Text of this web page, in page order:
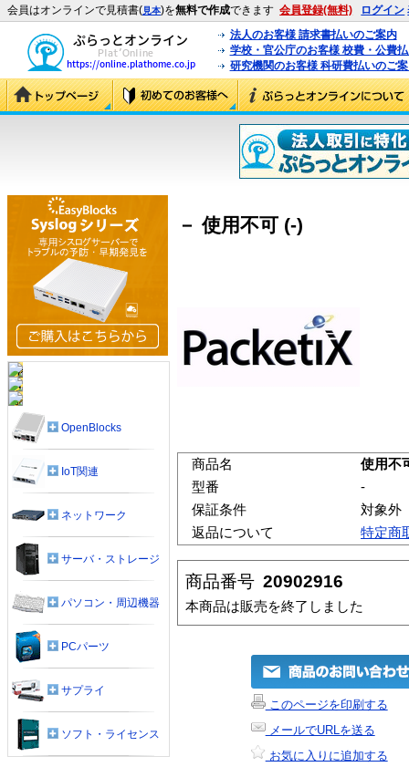
会員はオンラインで見積書(見本)を無料で作成できます 会員登録(無料) ログイン
法人のお客様 請求書払いのご案内
学校・官公庁のお客様 校費・公費
研究機関のお客様 科研費払いのご
－ 使用不可 (-)
商品名
使用不
型番
-
保証条件
対象外
返品について
特定商
商品番号 20902916
本商品は販売を終了しました
このページを印刷する
メールでURLを送る
お気に入りに追加する
OpenBlocks
IoT関連
ネットワーク
サーバ・ストレージ
パソコン・周辺機器
PCパーツ
サプライ
ソフト・ライセンス